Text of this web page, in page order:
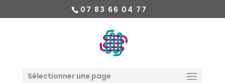
07 83 66 04 77
Sélectionner une page